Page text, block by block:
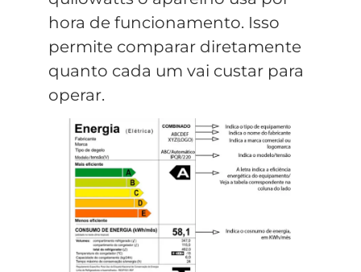
hora de funcionamento. Isso
permite comparar diretamente
quanto cada um vai custar para
operar.